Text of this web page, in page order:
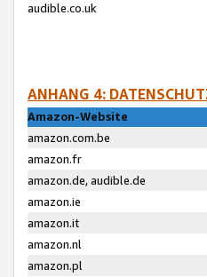
audible.co.uk
ANHANG 4:
Amazon-Website
amazon.com.be
amazon.fr
amazon.de, audible.de
amazon.ie
amazon.it
amazon.nl
amazon.pl